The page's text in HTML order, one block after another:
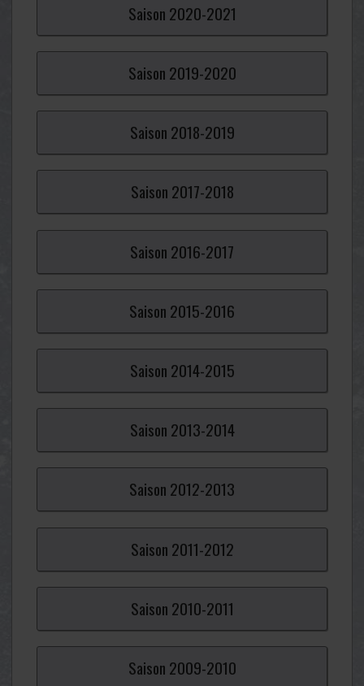
Saison 2020-2021
Saison 2019-2020
Saison 2018-2019
Saison 2017-2018
Saison 2016-2017
Saison 2015-2016
Saison 2014-2015
Saison 2013-2014
Saison 2012-2013
Saison 2011-2012
Saison 2010-2011
Saison 2009-2010